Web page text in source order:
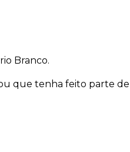
Branco.
que tenha feito parte